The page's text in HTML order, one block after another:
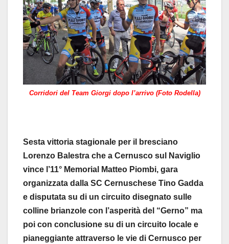
Corridori del Team Giorgi dopo l’arrivo (Foto Rodella)
Sesta vittoria stagionale per il bresciano
Lorenzo Balestra che a Cernusco sul Naviglio
vince l’11° Memorial Matteo Piombi, gara
organizzata dalla SC Cernuschese Tino Gadda
e disputata su di un circuito disegnato sulle
colline brianzole con l’asperità del “Gerno” ma
poi con conclusione su di un circuito locale e
pianeggiante attraverso le vie di Cernusco per